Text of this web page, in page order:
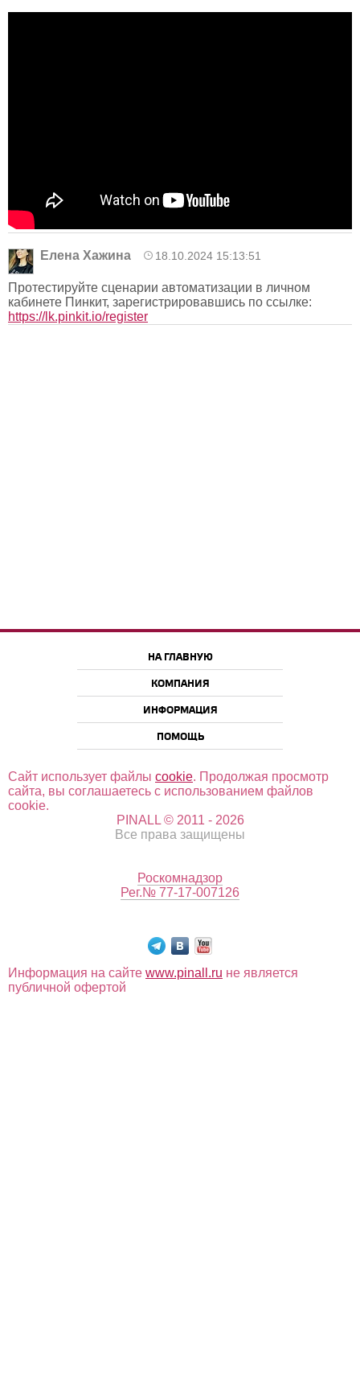
Елена Хажина 18.10.2024 15:13:51
Протестируйте сценарии автоматизации в личном
кабинете Пинкит, зарегистрировавшись по ссылке:
https://lk.pinkit.io/register
НА ГЛАВНУЮ
КОМПАНИЯ
ИНФОРМАЦИЯ
ПОМОЩЬ
Сайт использует файлы cookie. Продолжая просмотр
сайта, вы соглашаетесь с использованием файлов
cookie.
PINALL © 2011 - 2026
Все права защищены
Роскомнадзор
Рег.№ 77-17-007126
Информация на сайте www.pinall.ru не является
публичной офертой